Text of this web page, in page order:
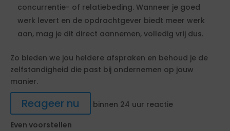
concurrentie- of relatiebeding. Wanneer je goed
werk levert en de opdrachtgever biedt meer werk
aan, mag je dit direct aannemen, volledig vrij dus.
Zo bieden we jou heldere afspraken en behoud je de
zelfstandigheid die past bij ondernemen op jouw
manier.
Reageer nu
binnen 24 uur reactie
Even voorstellen